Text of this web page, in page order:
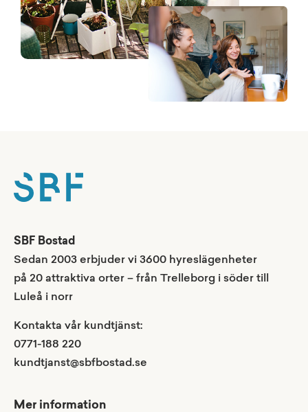
SBF Bostad
Sedan 2003 erbjuder vi 3600 hyreslägenheter
på 20 attraktiva orter – från Trelleborg i söder till
Luleå i norr
Kontakta vår kundtjänst:
0771-188 220
kundtjanst@sbfbostad.se
Mer information